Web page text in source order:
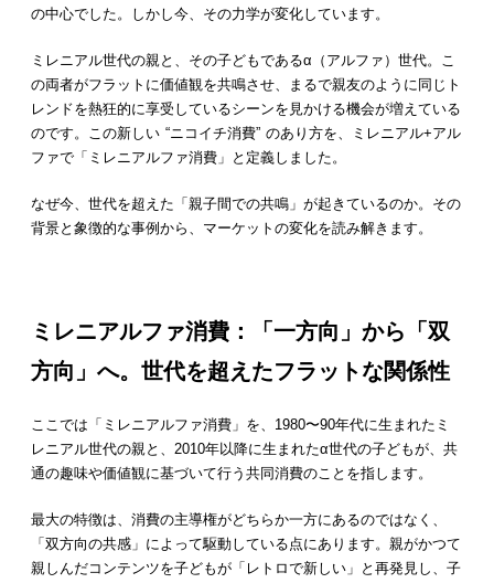
の中心でした。しかし今、その力学が変化しています。
ミレニアル世代の親と、その子どもであるα（アルファ）世代。こ
の両者がフラットに価値観を共鳴させ、まるで親友のように同じト
レンドを熱狂的に享受しているシーンを見かける機会が増えている
のです。この新しい “ニコイチ消費” のあり方を、ミレニアル+アル
ファで「ミレニアルファ消費」と定義しました。
なぜ今、世代を超えた「親子間での共鳴」が起きているのか。その
背景と象徴的な事例から、マーケットの変化を読み解きます。
ミレニアルファ消費：「一方向」から「双
方向」へ。世代を超えたフラットな関係性
ここでは「ミレニアルファ消費」を、1980〜90年代に生まれたミ
レニアル世代の親と、2010年以降に生まれたα世代の子どもが、共
通の趣味や価値観に基づいて行う共同消費のことを指します。
最大の特徴は、消費の主導権がどちらか一方にあるのではなく、
「双方向の共感」によって駆動している点にあります。親がかつて
親しんだコンテンツを子どもが「レトロで新しい」と再発見し、子